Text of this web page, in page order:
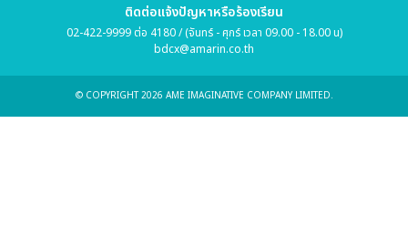
ติดต่อแจ้งปัญหาหรือร้องเรียน
02-422-9999 ต่อ 4180 / (จันทร์ - ศุกร์ เวลา 09.00 - 18.00 น)
bdcx@amarin.co.th
© COPYRIGHT 2026 AME IMAGINATIVE COMPANY LIMITED.